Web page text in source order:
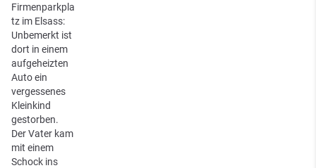
Firmenparkpla
tz im Elsass:
Unbemerkt ist
dort in einem
aufgeheizten
Auto ein
vergessenes
Kleinkind
gestorben.
Der Vater kam
mit einem
Schock ins